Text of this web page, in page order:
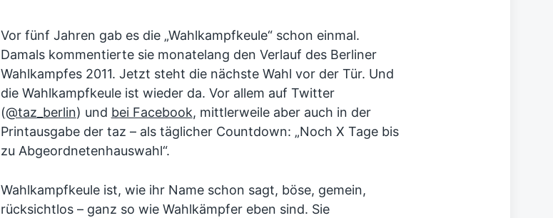
Vor fünf Jahren gab es die „Wahlkampfkeule“ schon einmal.
Damals kommentierte sie monatelang den Verlauf des Berliner
Wahlkampfes 2011. Jetzt steht die nächste Wahl vor der Tür. Und
die Wahlkampfkeule ist wieder da. Vor allem auf Twitter
(@taz_berlin) und bei Facebook, mittlerweile aber auch in der
Printausgabe der taz – als täglicher Countdown: „Noch X Tage bis
zu Abgeordnetenhauswahl“.
Wahlkampfkeule ist, wie ihr Name schon sagt, böse, gemein,
rücksichtlos – ganz so wie Wahlkämpfer eben sind. Sie